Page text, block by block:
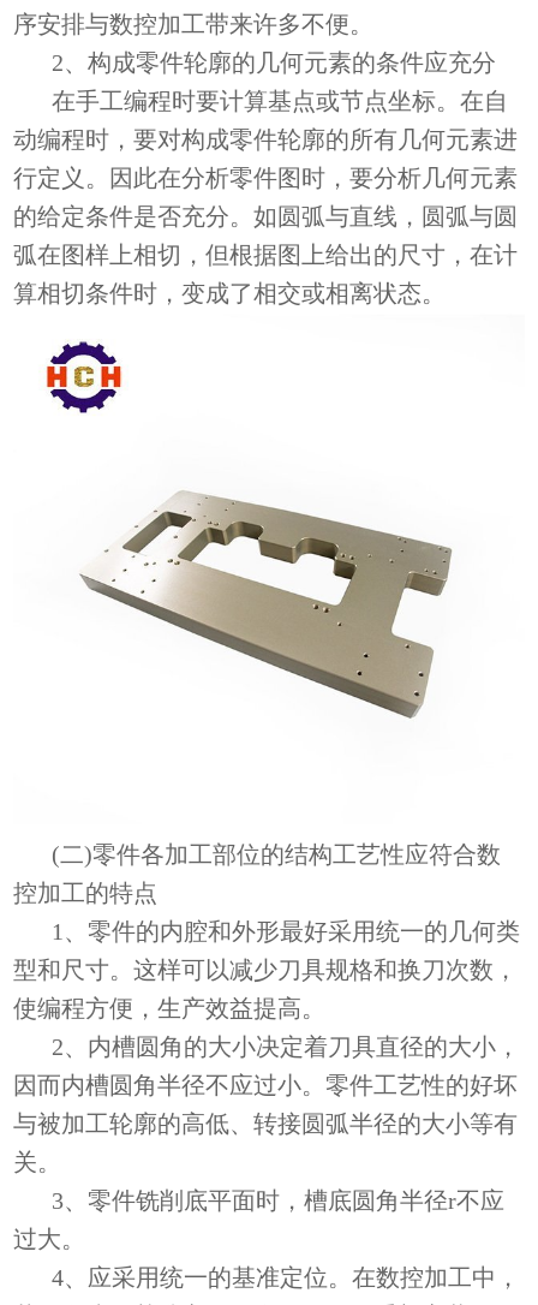
序安排与数控加工带来许多不便。
2、构成零件轮廓的几何元素的条件应充分
在手工编程时要计算基点或节点坐标。在自
动编程时，要对构成零件轮廓的所有几何元素进
行定义。因此在分析零件图时，要分析几何元素
的给定条件是否充分。如圆弧与直线，圆弧与圆
弧在图样上相切，但根据图上给出的尺寸，在计
算相切条件时，变成了相交或相离状态。
(二)零件各加工部位的结构工艺性应符合数
控加工的特点
1、零件的内腔和外形最好采用统一的几何类
型和尺寸。这样可以减少刀具规格和换刀次数，
使编程方便，生产效益提高。
2、内槽圆角的大小决定着刀具直径的大小，
因而内槽圆角半径不应过小。零件工艺性的好坏
与被加工轮廓的高低、转接圆弧半径的大小等有
关。
3、零件铣削底平面时，槽底圆角半径r不应
过大。
4、应采用统一的基准定位。在数控加工中，